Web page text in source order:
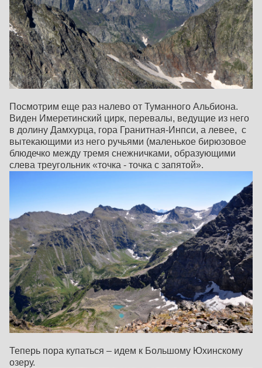
Посмотрим еще раз налево от Туманного Альбиона.
Виден Имеретинский цирк, перевалы, ведущие из него
в долину Дамхурца, гора Гранитная-Инпси, а левее, с
вытекающими из него ручьями (маленькое бирюзовое
блюдечко между тремя снежничками, образующими
слева треугольник «точка - точка с запятой».
Теперь пора купаться – идем к Большому Юхинскому
озеру.